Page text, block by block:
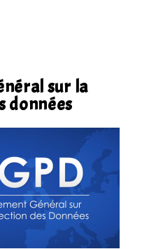
sur la
données